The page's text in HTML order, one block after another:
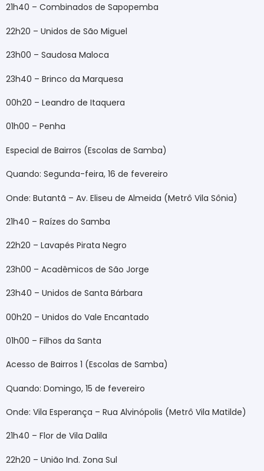
21h40 – Combinados de Sapopemba
22h20 – Unidos de São Miguel
23h00 – Saudosa Maloca
23h40 – Brinco da Marquesa
00h20 – Leandro de Itaquera
01h00 – Penha
Especial de Bairros (Escolas de Samba)
Quando: Segunda-feira, 16 de fevereiro
Onde: Butantã – Av. Eliseu de Almeida (Metrô Vila Sônia)
21h40 – Raízes do Samba
22h20 – Lavapés Pirata Negro
23h00 – Acadêmicos de São Jorge
23h40 – Unidos de Santa Bárbara
00h20 – Unidos do Vale Encantado
01h00 – Filhos da Santa
Acesso de Bairros 1 (Escolas de Samba)
Quando: Domingo, 15 de fevereiro
Onde: Vila Esperança – Rua Alvinópolis (Metrô Vila Matilde)
21h40 – Flor de Vila Dalila
22h20 – União Ind. Zona Sul